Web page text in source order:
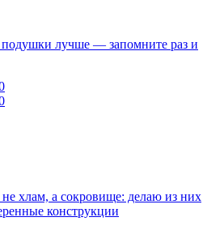
подушки лучше — запомните раз и
хлам, а сокровище: делаю из них
конструкции